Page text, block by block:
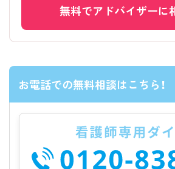
無料でアドバイザーに
お電話での無料相談はこちら！